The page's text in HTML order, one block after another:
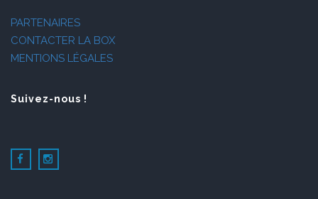
PARTENAIRES
CONTACTER LA BOX
MENTIONS LÉGALES
Suivez-nous !